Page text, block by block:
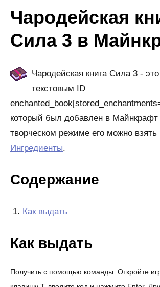
Чародейская
Сила 3 в
Чародейская книга Сила 3 -
текстовым ID
который был добавлен в
творческом режиме его можно взять
Ингредиенты.
Содержание
Как выдать
Как выдать
Получить с помощью команды. Откройте